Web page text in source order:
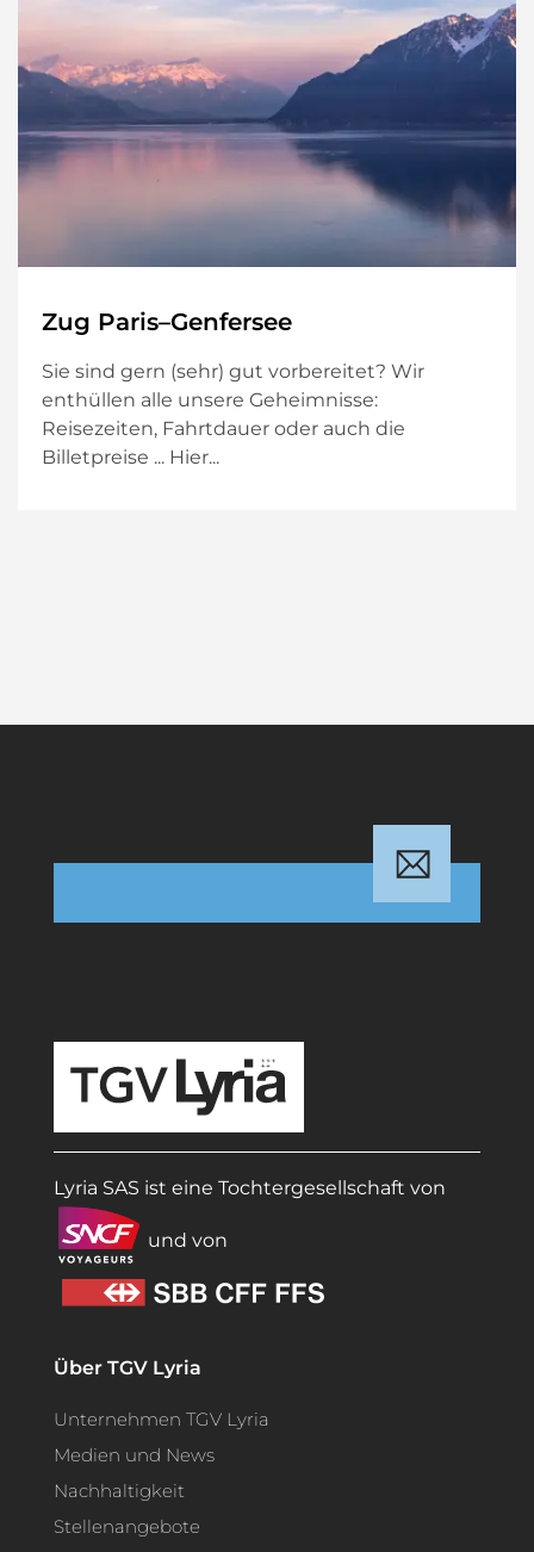
Zug Paris–Genfersee
Sie sind gern (sehr) gut vorbereitet? Wir
enthüllen alle unsere Geheimnisse:
Reisezeiten, Fahrtdauer oder auch die
Billetpreise ... Hier...
Lyria SAS ist eine Tochtergesellschaft von
und von
Über TGV Lyria
Unternehmen TGV Lyria
Medien und News
Nachhaltigkeit
Stellenangebote